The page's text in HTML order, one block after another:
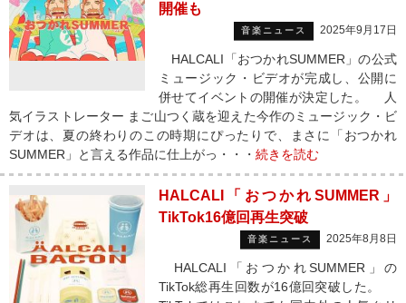
開催も
音楽ニュース 2025年9月17日
HALCALI「おつかれSUMMER」の公式
ミュージック・ビデオが完成し、公開に
併せてイベントの開催が決定した。 人
気イラストレーター まご山つく蔵を迎えた今作のミュージック・ビ
デオは、夏の終わりのこの時期にぴったりで、まさに「おつかれ
SUMMER」と言える作品に仕上がっ・・・ 続きを読む
HALCALI「おつかれSUMMER」
TikTok16億回再生突破
音楽ニュース 2025年8月8日
HALCALI「おつかれSUMMER」の
TikTok総再生回数が16億回突破した。